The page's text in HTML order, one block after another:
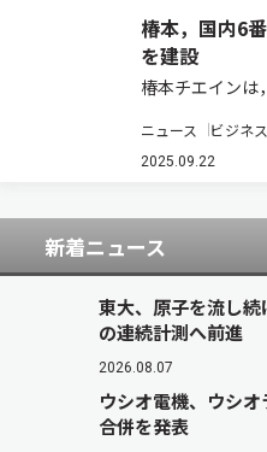
れ…
椿本，国内6
を建設
椿本チエインは
工場「福井美浜
式を執り行なっ
ニュース ビジネス
2025.09.22
新着ニュース
東大、原子を流し
の連続計測へ前進
2026.08.07
ウシオ電機、ウシ
合併を発表